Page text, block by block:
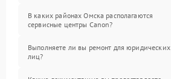
В каких районах Омска располагаются
сервисные центры Canon?
Выполняете ли вы ремонт для юридических
лиц?